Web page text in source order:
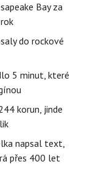
Bay za
do rockové
5 minut, které
korun, jinde
napsal text,
přes 400 let